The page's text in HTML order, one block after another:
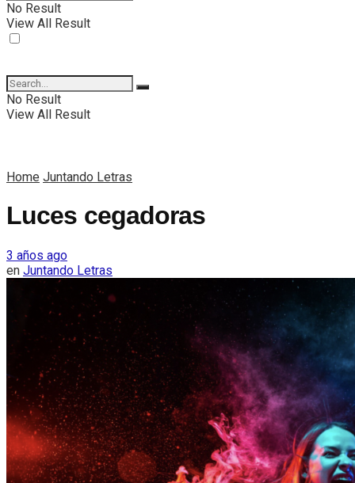
No Result
View All Result
No Result
View All Result
Home Juntando Letras
Luces cegadoras
3 años ago
en Juntando Letras